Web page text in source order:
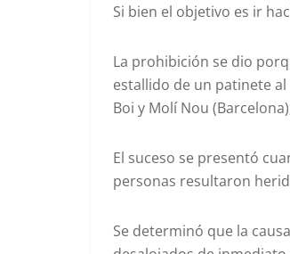
Si bien el objetivo es ir
La prohibición se dio
estallido de un patinete
Boi y Molí Nou
El suceso se presentó
personas resultaron
Se determinó que la